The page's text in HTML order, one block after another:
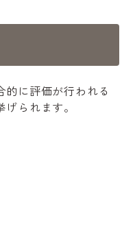
に評価が行われる
られます。